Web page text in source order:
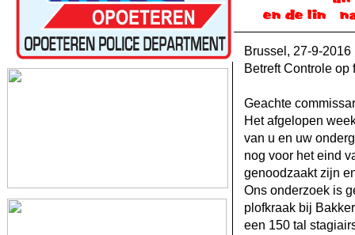
Brussel, 27-9-2016
Betreft Controle op
Geachte
Het afgelopen
van u en uw
nog voor het eind
genoodzaakt zijn
Ons onderzoek is
plofkraak bij
een 150 tal